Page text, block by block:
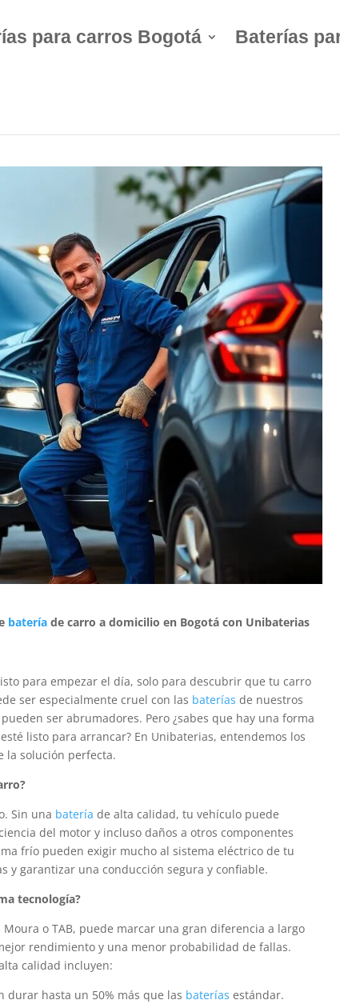
para carros Bogotá Baterías
de Carro a Domicilio –
batería de carro a domicilio en Bogotá con Unibaterias
para empezar el día, solo para descubrir que tu carro
ser especialmente cruel con las baterías de nuestros
ser abrumadores. Pero ¿sabes que hay una forma
listo para arrancar? En Unibaterias, entendemos los
la solución perfecta.
Sin una batería de alta calidad, tu vehículo puede
del motor y incluso daños a otros componentes
frío pueden exigir mucho al sistema eléctrico de tu
y garantizar una conducción segura y confiable.
tecnología?
o TAB, puede marcar una gran diferencia a largo
rendimiento y una menor probabilidad de fallas.
calidad incluyen:
durar hasta un 50% más que las baterías estándar.